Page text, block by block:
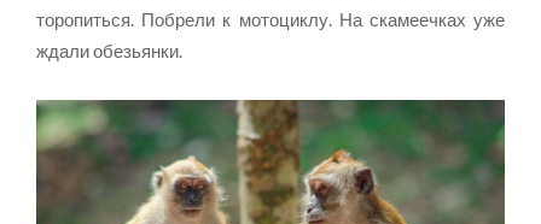
торопиться. Побрели к мотоциклу. На скамеечках уже
ждали обезьянки.